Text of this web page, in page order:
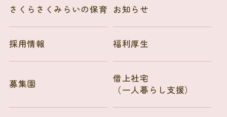
さくらさくみらいの保育 お知らせ
採用情報 福利厚生
募集園
借上社宅
（一人暮らし支援）